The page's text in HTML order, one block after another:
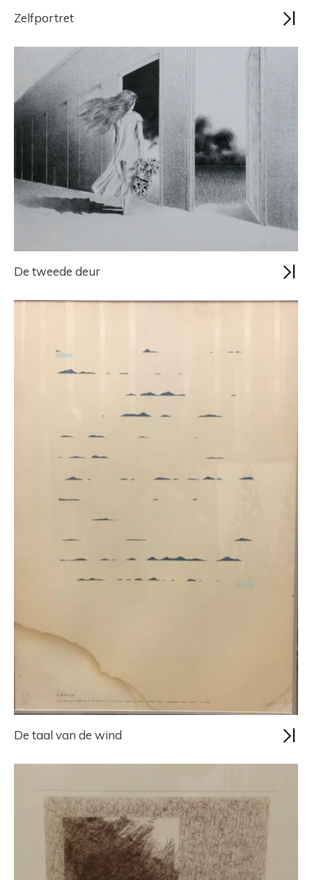
Zelfportret
De tweede deur
De taal van de wind